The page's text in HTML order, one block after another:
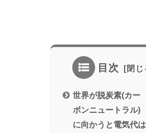
目次
世界が脱炭素(カー
ボンニュートラル)
に向かうと電気代は